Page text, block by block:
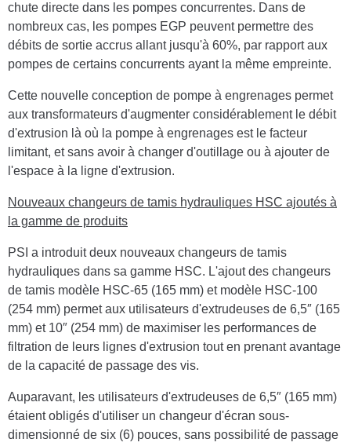
chute directe dans les pompes concurrentes. Dans de
nombreux cas, les pompes EGP peuvent permettre des
débits de sortie accrus allant jusqu'à 60%, par rapport aux
pompes de certains concurrents ayant la même empreinte.
Cette nouvelle conception de pompe à engrenages permet
aux transformateurs d'augmenter considérablement le débit
d'extrusion là où la pompe à engrenages est le facteur
limitant, et sans avoir à changer d'outillage ou à ajouter de
l'espace à la ligne d'extrusion.
Nouveaux changeurs de tamis hydrauliques HSC ajoutés à
la gamme de produits
PSI a introduit deux nouveaux changeurs de tamis
hydrauliques dans sa gamme HSC. L'ajout des changeurs
de tamis modèle HSC-65 (165 mm) et modèle HSC-100
(254 mm) permet aux utilisateurs d'extrudeuses de 6,5″ (165
mm) et 10″ (254 mm) de maximiser les performances de
filtration de leurs lignes d'extrusion tout en prenant avantage
de la capacité de passage des vis.
Auparavant, les utilisateurs d'extrudeuses de 6,5″ (165 mm)
étaient obligés d'utiliser un changeur d'écran sous-
dimensionné de six (6) pouces, sans possibilité de passage